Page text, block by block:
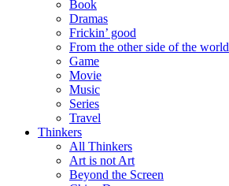
Book
Dramas
Frickin’ good
From the other side of the world
Game
Movie
Music
Series
Travel
Thinkers
All Thinkers
Art is not Art
Beyond the Screen